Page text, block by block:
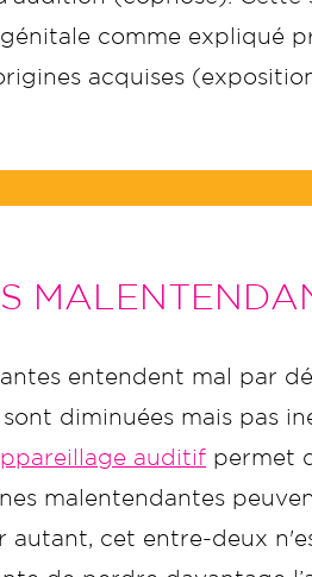
comme expliqué
acquises
entendent mal par
diminuées mais pas
auditif permet
malentendantes
autant, cet entre-deux